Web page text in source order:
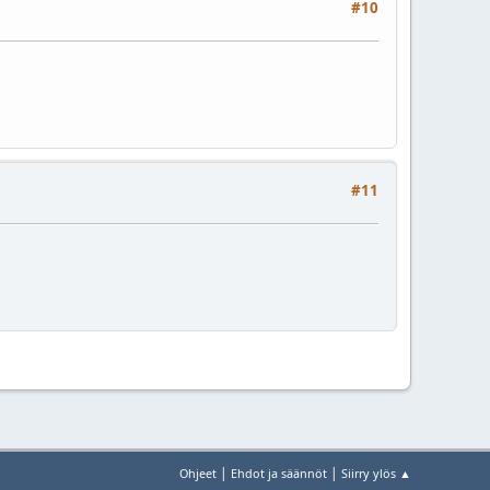
#10
#11
Ohjeet | Ehdot ja säännöt | Siirry ylös ▲